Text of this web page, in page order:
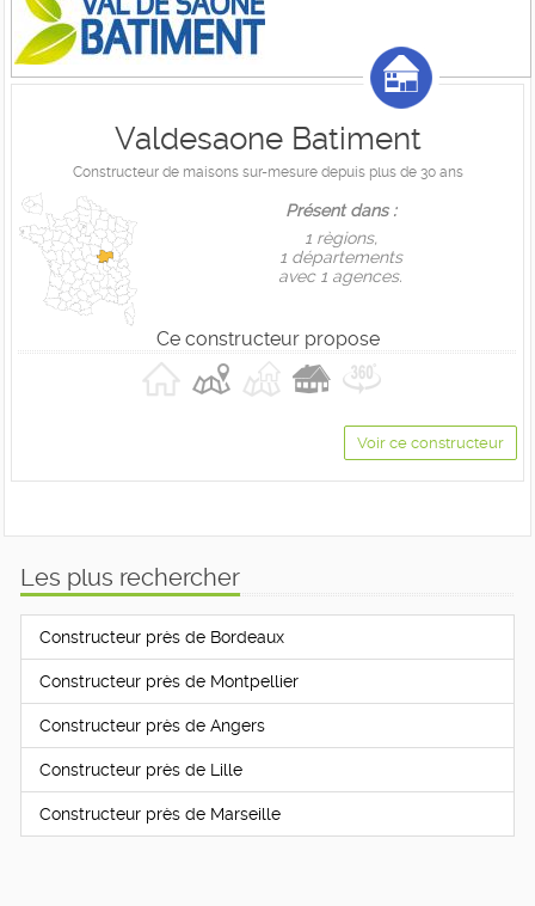
Valdesaone Batiment
Constructeur de maisons sur-mesure depuis plus de 30 ans
Présent dans :
1 règions,
1 départements
avec 1 agences.
Ce constructeur propose
Voir ce constructeur
Les plus rechercher
Constructeur près de Bordeaux
Constructeur près de Montpellier
Constructeur près de Angers
Constructeur près de Lille
Constructeur près de Marseille